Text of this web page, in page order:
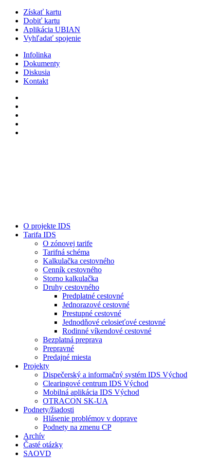
Získať kartu
Dobiť kartu
Aplikácia UBIAN
Vyhľadať spojenie
Infolinka
Dokumenty
Diskusia
Kontakt
O projekte IDS
Tarifa IDS
O zónovej tarife
Tarifná schéma
Kalkulačka cestovného
Cenník cestovného
Storno kalkulačka
Druhy cestovného
Predplatné cestovné
Jednorazové cestovné
Prestupné cestovné
Jednodňové celosieťové cestovné
Rodinné víkendové cestovné
Bezplatná preprava
Prepravné
Predajné miesta
Projekty
Dispečerský a informačný systém IDS Východ
Clearingové centrum IDS Východ
Mobilná aplikácia IDS Východ
OTRACON SK-UA
Podnety/žiadosti
Hlásenie problémov v doprave
Podnety na zmenu CP
Archív
Časté otázky
SAOVD